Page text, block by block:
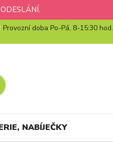
Provozní doba Po-Pá, 8-15:30 hod.
NABÍJEČKY